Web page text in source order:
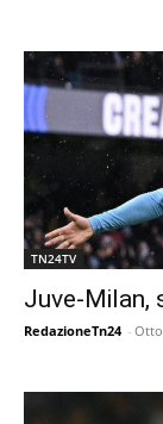
TN24TV
Juve-Milan,
RedazioneTn24 -